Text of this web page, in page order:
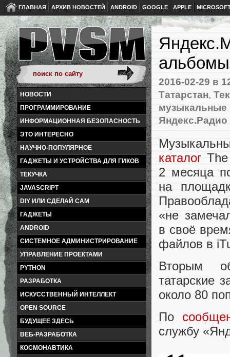
ГЛАВНАЯ АРХИВ НОВОСТЕЙ ANDROID GOOGLE APPLE
НОВОСТИ
ПРОГРАММИРОВАНИЕ
ИНФОРМАЦИОННАЯ БЕЗОПАСНОСТЬ
ЭТО ИНТЕРЕСНО
НАУЧНО-ПОПУЛЯРНОЕ
ГАДЖЕТЫ И УСТРОЙСТВА ДЛЯ ГИКОВ
ТЕКУЧКА
JAVASCRIPT
DIY ИЛИ СДЕЛАЙ САМ
ГАДЖЕТЫ
ANDROID
СИСТЕМНОЕ АДМИНИСТРИРОВАНИЕ
УПРАВЛЕНИЕ ПРОЕКТАМИ
PYTHON
РАЗРАБОТКА
ИСКУССТВЕННЫЙ ИНТЕЛЛЕКТ
OPEN SOURCE
БУДУЩЕЕ ЗДЕСЬ
ВЕБ-РАЗРАБОТКА
КОСМОНАВТИКА
альбомы
2016-02-29 в
Татарстан,
музыкальные
Яндекс.Радио
каталог
2 месяца
на
«не
в своё
файлов в
Вторым
татарские
около 80
По
службу «